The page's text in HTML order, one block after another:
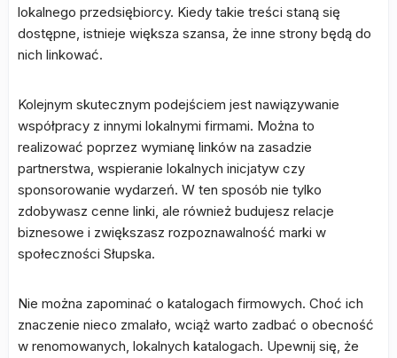
lokalnego przedsiębiorcy. Kiedy takie treści staną się
dostępne, istnieje większa szansa, że inne strony będą do
nich linkować.
Kolejnym skutecznym podejściem jest nawiązywanie
współpracy z innymi lokalnymi firmami. Można to
realizować poprzez wymianę linków na zasadzie
partnerstwa, wspieranie lokalnych inicjatyw czy
sponsorowanie wydarzeń. W ten sposób nie tylko
zdobywasz cenne linki, ale również budujesz relacje
biznesowe i zwiększasz rozpoznawalność marki w
społeczności Słupska.
Nie można zapominać o katalogach firmowych. Choć ich
znaczenie nieco zmalało, wciąż warto zadbać o obecność
w renomowanych, lokalnych katalogach. Upewnij się, że